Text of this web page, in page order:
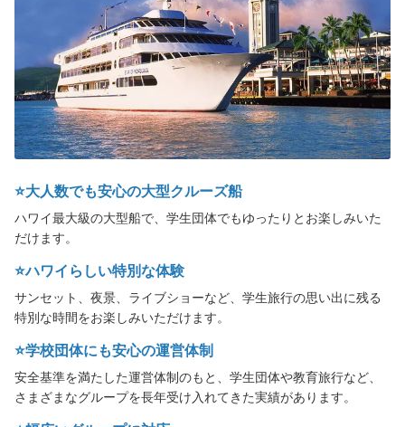
団体・イベント向けプラン
グループ特典
学生団体向けプラン
MICE・企業イベント
イベント出張サービス
ご案内
スターオブホノルル【船舶概要】
乗船場所・駐車場
送迎サービス
トラベルパートナーの皆様へ
⭐️大人数でも安心の大型クルーズ船
ハワイ最大級の大型船で、学生団体でもゆったりとお楽しみいた
だけます。
⭐️ハワイらしい特別な体験
サンセット、夜景、ライブショーなど、学生旅行の思い出に残る
特別な時間をお楽しみいただけます。
⭐️学校団体にも安心の運営体制
安全基準を満たした運営体制のもと、学生団体や教育旅行など、
さまざまなグループを長年受け入れてきた実績があります。